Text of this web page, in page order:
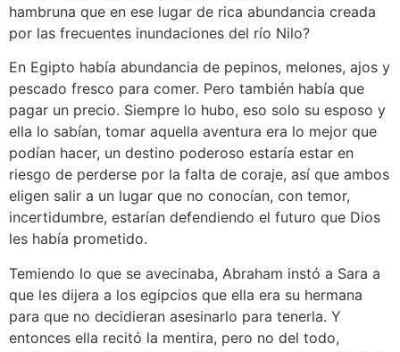
hambruna que en ese lugar de rica abundancia creada
por las frecuentes inundaciones del río Nilo?
En Egipto había abundancia de pepinos, melones, ajos y
pescado fresco para comer. Pero también había que
pagar un precio. Siempre lo hubo, eso solo su esposo y
ella lo sabían, tomar aquella aventura era lo mejor que
podían hacer, un destino poderoso estaría estar en
riesgo de perderse por la falta de coraje, así que ambos
eligen salir a un lugar que no conocían, con temor,
incertidumbre, estarían defendiendo el futuro que Dios
les había prometido.
Temiendo lo que se avecinaba, Abraham instó a Sara a
que les dijera a los egipcios que ella era su hermana
para que no decidieran asesinarlo para tenerla. Y
entonces ella recitó la mentira, pero no del todo,